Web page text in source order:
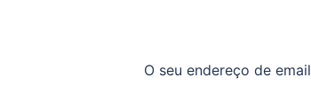
O seu endereço de